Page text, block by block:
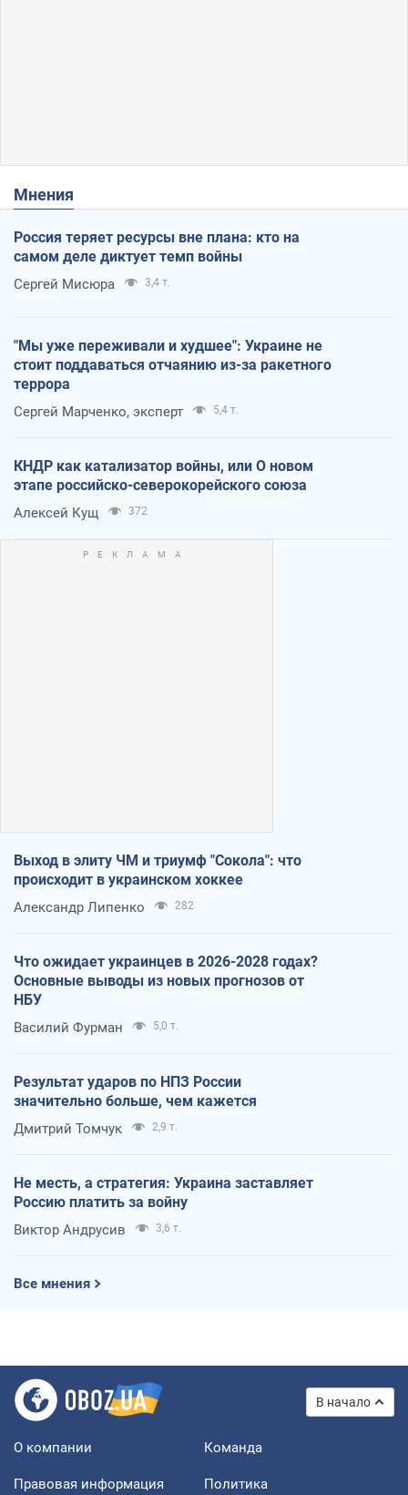
Мнения
Россия теряет ресурсы вне плана: кто на
самом деле диктует темп войны
Сергей Мисюра 3,4 т.
"Мы уже переживали и худшее": Украине не
стоит поддаваться отчаянию из-за ракетного
террора
Сергей Марченко, эксперт 5,4 т.
КНДР как катализатор войны, или О новом
этапе российско-северокорейского союза
Алексей Кущ 372
Выход в элиту ЧМ и триумф "Сокола": что
происходит в украинском хоккее
Александр Липенко 282
Что ожидает украинцев в 2026-2028 годах?
Основные выводы из новых прогнозов от
НБУ
Василий Фурман 5,0 т.
Результат ударов по НПЗ России
значительно больше, чем кажется
Дмитрий Томчук 2,9 т.
Не месть, а стратегия: Украина заставляет
Россию платить за войну
Виктор Андрусив 3,6 т.
Все мнения
В начало
О компании Команда
Правовая информация Политика